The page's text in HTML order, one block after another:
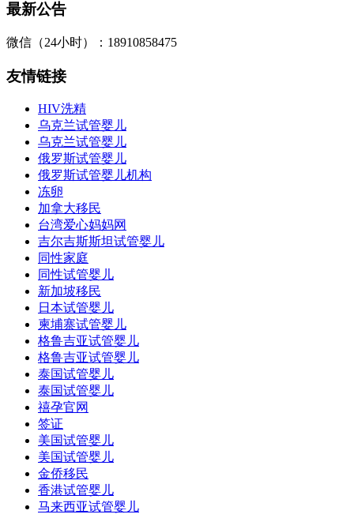
最新公告
微信（24小时）：18910858475
友情链接
HIV洗精
乌克兰试管婴儿
乌克兰试管婴儿
俄罗斯试管婴儿
俄罗斯试管婴儿机构
冻卵
加拿大移民
台湾爱心妈妈网
吉尔吉斯斯坦试管婴儿
同性家庭
同性试管婴儿
新加坡移民
日本试管婴儿
柬埔寨试管婴儿
格鲁吉亚试管婴儿
格鲁吉亚试管婴儿
泰国试管婴儿
泰国试管婴儿
禧孕官网
签证
美国试管婴儿
美国试管婴儿
金侨移民
香港试管婴儿
马来西亚试管婴儿